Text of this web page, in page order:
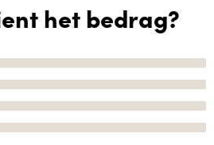
het bedrag?